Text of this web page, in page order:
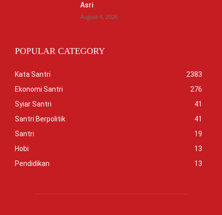
Asri
August 6, 2026
POPULAR CATEGORY
Kata Santri
2383
Ekonomi Santri
276
Syiar Santri
41
Santri Berpolitik
41
Santri
19
Hobi
13
Pendidikan
13